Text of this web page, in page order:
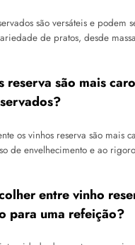
são versáteis e podem
de pratos, desde
reserva são mais
os vinhos reserva são mais
de envelhecimento e ao
entre vinho
para uma refeição?